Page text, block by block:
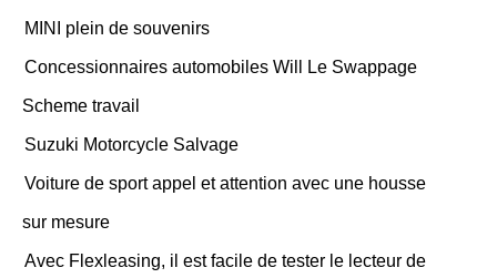
MINI plein de souvenirs
Concessionnaires automobiles Will Le Swappage
Scheme travail
Suzuki Motorcycle Salvage
Voiture de sport appel et attention avec une housse
sur mesure
Avec Flexleasing, il est facile de tester le lecteur de